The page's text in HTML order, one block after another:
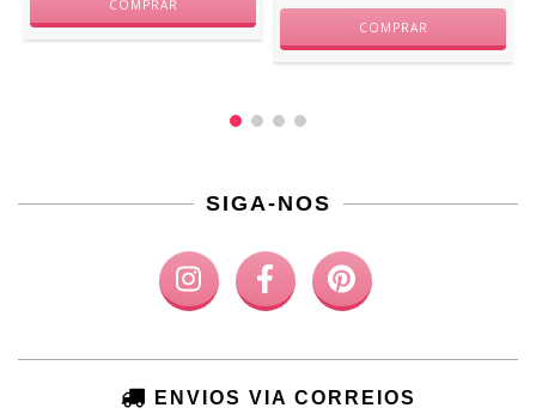
SIGA-NOS
ENVIOS VIA CORREIOS